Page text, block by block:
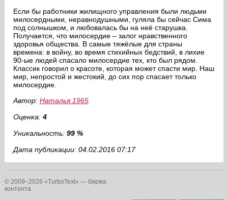
Если бы работники жилищного управления были людьми
милосердными, неравнодушными, гуляла бы сейчас Сима
под солнышком, и любовалась бы на неё старушка.
Получается, что милосердие – залог нравственного
здоровья общества. В самые тяжёлые для страны
времена: в войну, во время стихийных бедствий, в лихие
90-ые людей спасало милосердие тех, кто был рядом.
Классик говорил о красоте, которая может спасти мир. Наш
мир, непростой и жестокий, до сих пор спасает только
милосердие.
Автор: Наталья 1965
Оценка: 4
Уникальность: 99 %
Дата публикации: 04.02.2016 07:17
© 2009–2026 «TurboText» — биржа
контента